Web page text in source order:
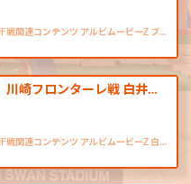
戦関連コンテンツ アルビムービーZ ブ…
川崎フロンターレ戦 白井…
戦関連コンテンツ アルビムービーZ 白…